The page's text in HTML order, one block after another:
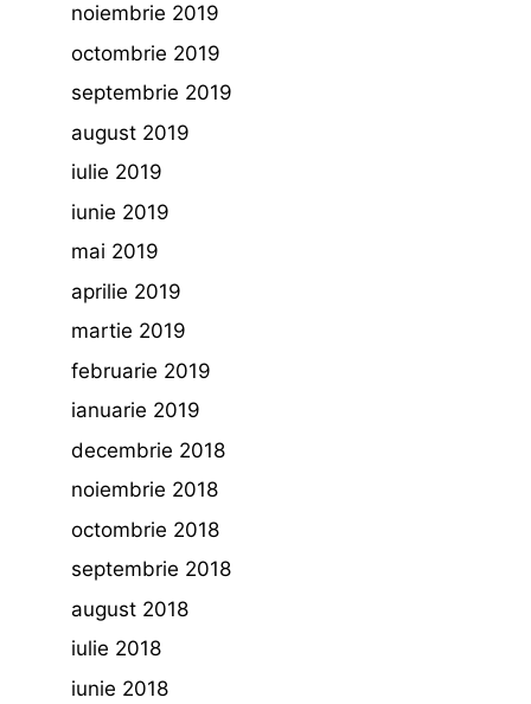
noiembrie 2019
octombrie 2019
septembrie 2019
august 2019
iulie 2019
iunie 2019
mai 2019
aprilie 2019
martie 2019
februarie 2019
ianuarie 2019
decembrie 2018
noiembrie 2018
octombrie 2018
septembrie 2018
august 2018
iulie 2018
iunie 2018